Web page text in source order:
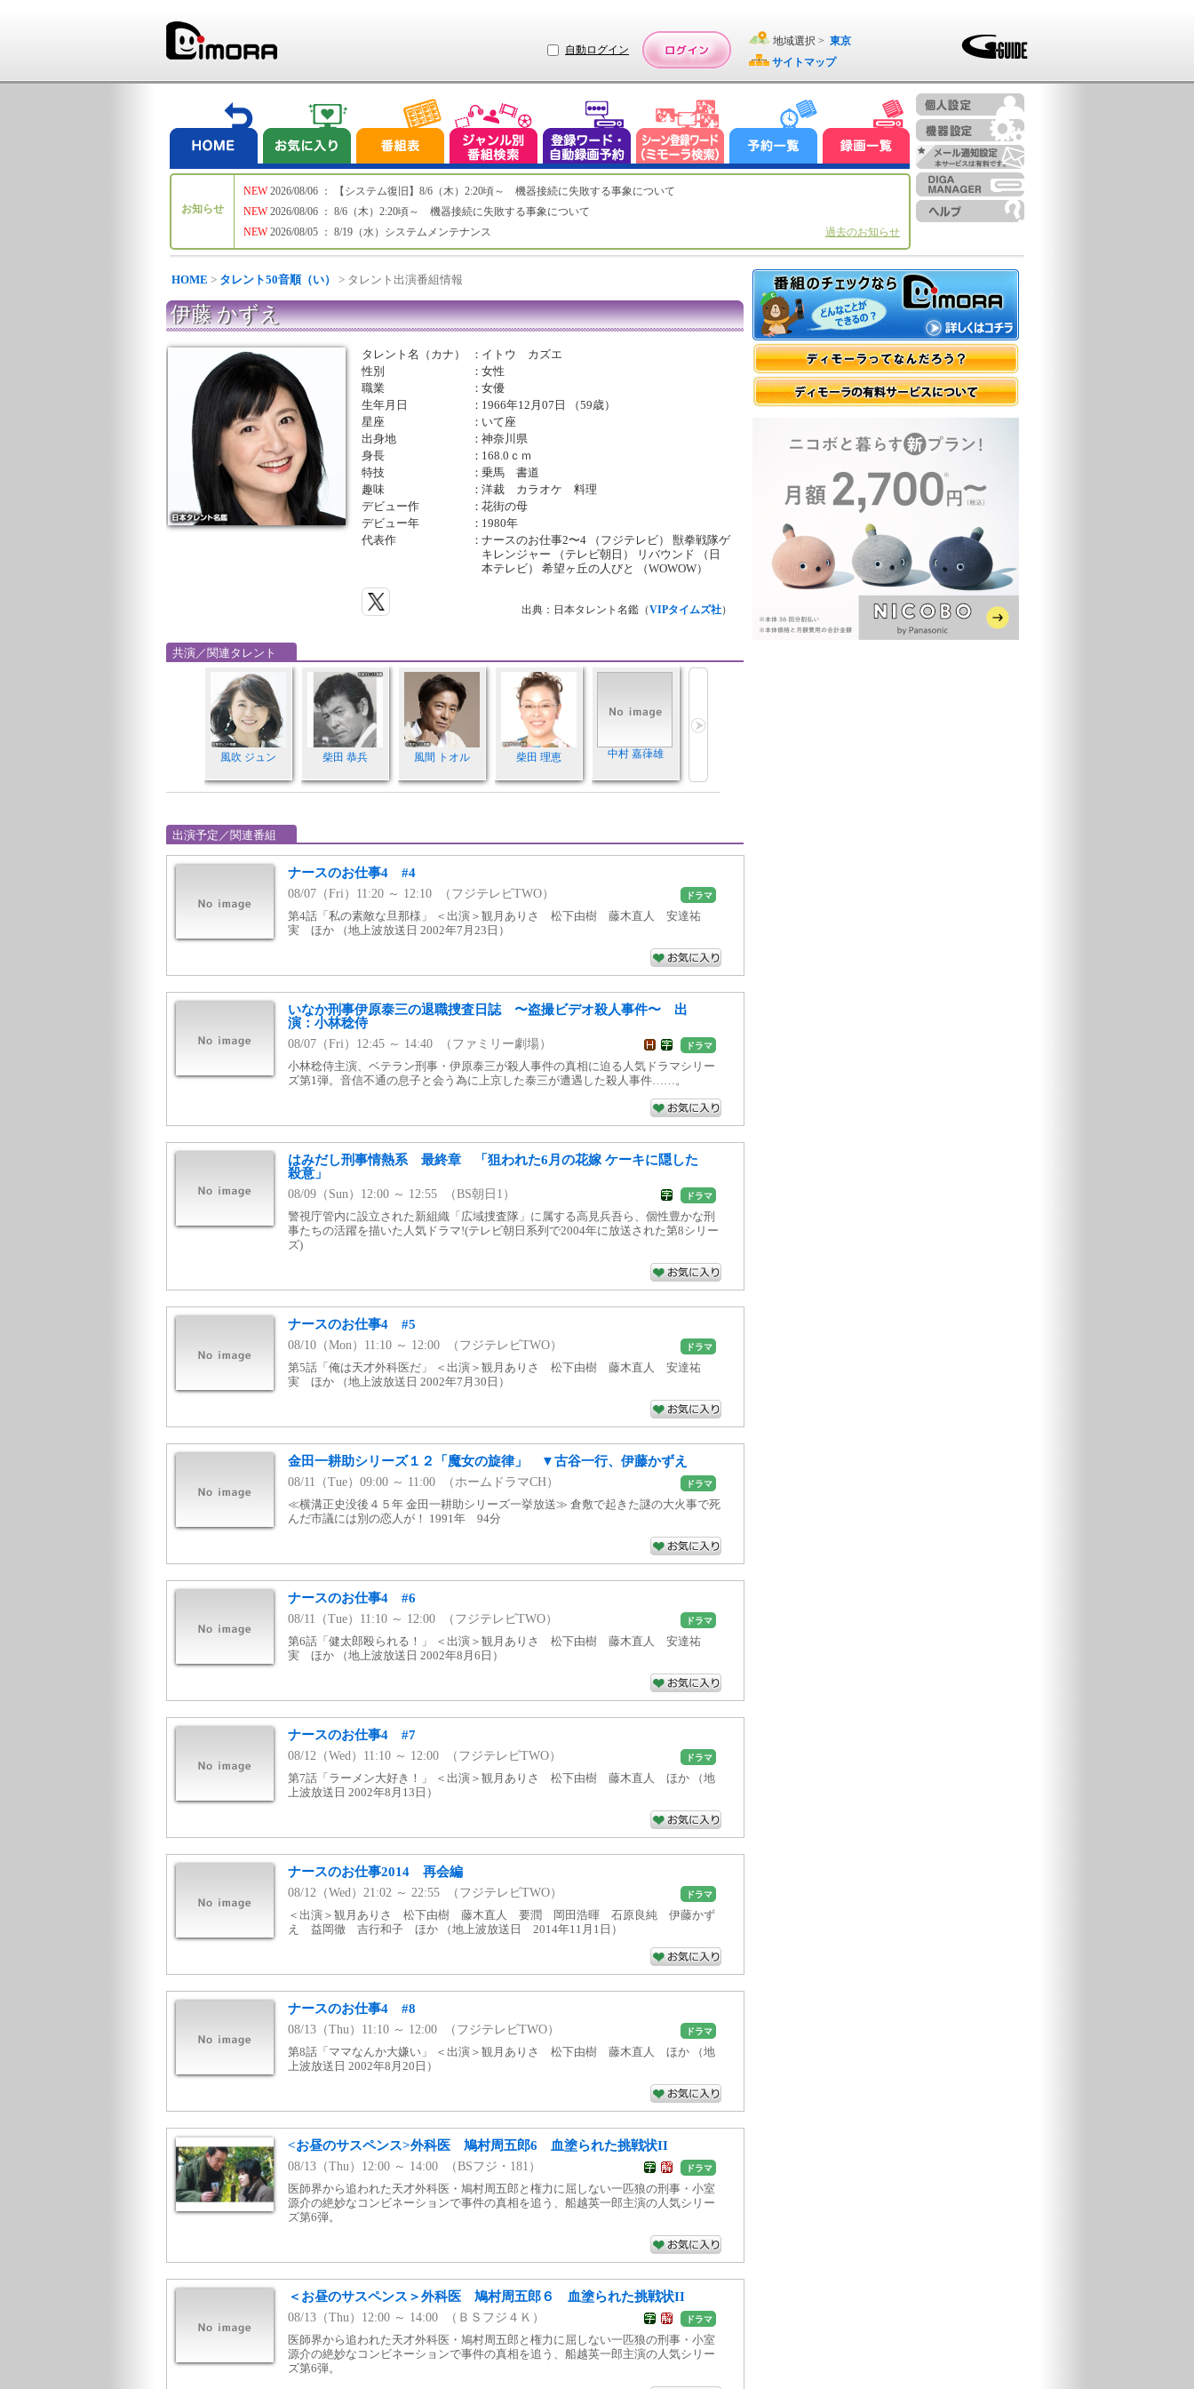
自動ログイン
地域選択 > 東京
サイトマップ
お知らせ
NEW
NEW
NEW
2026/08/06 ： 【システム復旧】8/6（木）2:20頃～ 機器接続に失敗する事象について
2026/08/06 ： 8/6（木）2:20頃～ 機器接続に失敗する事象について
2026/08/05 ： 8/19（水）システムメンテナンス
過去のお知らせ
HOME > タレント50音順（い） > タレント出演番組情報
伊藤 かずえ
タレント名（カナ） ： イトウ カズエ
性別
：女性
職業
：女優
生年月日
： 1966年12月07日 （59歳）
星座
： いて座
出身地
：神奈川県
身長
： 168.0ｃｍ
特技
：乗馬 書道
趣味
：洋裁 カラオケ 料理
デビュー作
：花街の母
デビュー年
： 1980年
代表作
：ナースのお仕事2〜4 （フジテレビ） 獣拳戦隊ゲ
キレンジャー （テレビ朝日） リバウンド （日
本テレビ） 希望ヶ丘の人びと （WOWOW）
出典：日本タレント名鑑（VIPタイムズ社）
共演／関連タレント
風吹 ジュン 柴田 恭兵 風間 トオル 柴田 理恵 中村 嘉葎雄
出演予定／関連番組
ナースのお仕事4 #4
08/07（Fri）11:20 ～ 12:10 （フジテレビTWO） ドラマ
第4話「私の素敵な旦那様」 ＜出演＞観月ありさ 松下由樹 藤木直人 安達祐
実 ほか （地上波放送日 2002年7月23日）
いなか刑事伊原泰三の退職捜査日誌 〜盗撮ビデオ殺人事件〜 出
演：小林稔侍
08/07（Fri）12:45 ～ 14:40 （ファミリー劇場） ドラマ
小林稔侍主演、ベテラン刑事・伊原泰三が殺人事件の真相に迫る人気ドラマシリー
ズ第1弾。音信不通の息子と会う為に上京した泰三が遭遇した殺人事件……。
はみだし刑事情熱系 最終章 「狙われた6月の花嫁 ケーキに隠した
殺意」
08/09（Sun）12:00 ～ 12:55 （BS朝日1） ドラマ
警視庁管内に設立された新組織「広域捜査隊」に属する高見兵吾ら、個性豊かな刑
事たちの活躍を描いた人気ドラマ!(テレビ朝日系列で2004年に放送された第8シリー
ズ)
ナースのお仕事4 #5
08/10（Mon）11:10 ～ 12:00 （フジテレビTWO） ドラマ
第5話「俺は天才外科医だ」 ＜出演＞観月ありさ 松下由樹 藤木直人 安達祐
実 ほか （地上波放送日 2002年7月30日）
金田一耕助シリーズ１２「魔女の旋律」 ▼古谷一行、伊藤かずえ
08/11（Tue）09:00 ～ 11:00 （ホームドラマCH） ドラマ
≪横溝正史没後４５年 金田一耕助シリーズ一挙放送≫ 倉敷で起きた謎の大火事で死
んだ市議には別の恋人が！ 1991年 94分
ナースのお仕事4 #6
08/11（Tue）11:10 ～ 12:00 （フジテレビTWO） ドラマ
第6話「健太郎殴られる！」 ＜出演＞観月ありさ 松下由樹 藤木直人 安達祐
実 ほか （地上波放送日 2002年8月6日）
ナースのお仕事4 #7
08/12（Wed）11:10 ～ 12:00 （フジテレビTWO） ドラマ
第7話「ラーメン大好き！」 ＜出演＞観月ありさ 松下由樹 藤木直人 ほか （地
上波放送日 2002年8月13日）
ナースのお仕事2014 再会編
08/12（Wed）21:02 ～ 22:55 （フジテレビTWO） ドラマ
＜出演＞観月ありさ 松下由樹 藤木直人 要潤 岡田浩暉 石原良純 伊藤かず
え 益岡徹 吉行和子 ほか （地上波放送日 2014年11月1日）
ナースのお仕事4 #8
08/13（Thu）11:10 ～ 12:00 （フジテレビTWO） ドラマ
第8話「ママなんか大嫌い」 ＜出演＞観月ありさ 松下由樹 藤木直人 ほか （地
上波放送日 2002年8月20日）
<お昼のサスペンス>外科医 鳩村周五郎6 血塗られた挑戦状II
08/13（Thu）12:00 ～ 14:00 （BSフジ・181） ドラマ
医師界から追われた天才外科医・鳩村周五郎と権力に屈しない一匹狼の刑事・小室
源介の絶妙なコンビネーションで事件の真相を追う、船越英一郎主演の人気シリー
ズ第6弾。
＜お昼のサスペンス＞外科医 鳩村周五郎６ 血塗られた挑戦状II
08/13（Thu）12:00 ～ 14:00 （ＢＳフジ４Ｋ） ドラマ
医師界から追われた天才外科医・鳩村周五郎と権力に屈しない一匹狼の刑事・小室
源介の絶妙なコンビネーションで事件の真相を追う、船越英一郎主演の人気シリー
ズ第6弾。